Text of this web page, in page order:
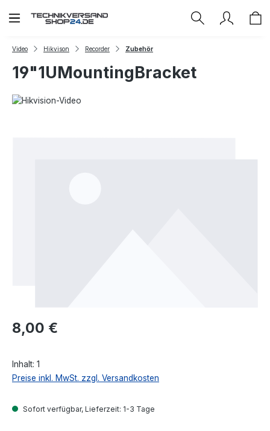
Zum Hauptinhalt springen
Video Hikvison Recorder Zubehör
19"1UMountingBracket
Regulärer Preis:
8,00 €
Inhalt: 1
Preise inkl. MwSt. zzgl. Versandkosten
Sofort verfügbar, Lieferzeit: 1-3 Tage